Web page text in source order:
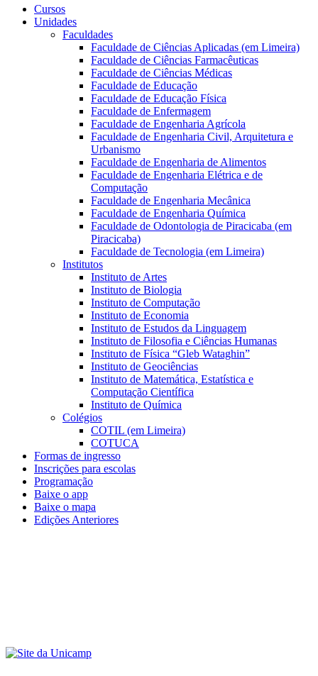
Cursos
Unidades
Faculdades
Faculdade de Ciências Aplicadas (em Limeira)
Faculdade de Ciências Farmacêuticas
Faculdade de Ciências Médicas
Faculdade de Educação
Faculdade de Educação Física
Faculdade de Enfermagem
Faculdade de Engenharia Agrícola
Faculdade de Engenharia Civil, Arquitetura e
Urbanismo
Faculdade de Engenharia de Alimentos
Faculdade de Engenharia Elétrica e de
Computação
Faculdade de Engenharia Mecânica
Faculdade de Engenharia Química
Faculdade de Odontologia de Piracicaba (em
Piracicaba)
Faculdade de Tecnologia (em Limeira)
Institutos
Instituto de Artes
Instituto de Biologia
Instituto de Computação
Instituto de Economia
Instituto de Estudos da Linguagem
Instituto de Filosofia e Ciências Humanas
Instituto de Física “Gleb Wataghin”
Instituto de Geociências
Instituto de Matemática, Estatística e
Computação Científica
Instituto de Química
Colégios
COTIL (em Limeira)
COTUCA
Formas de ingresso
Inscrições para escolas
Programação
Baixe o app
Baixe o mapa
Edições Anteriores